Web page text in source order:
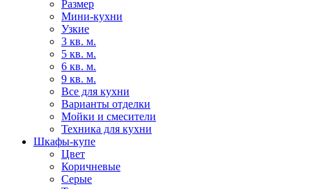
Размер
Мини-кухни
Узкие
3 кв. м.
5 кв. м.
6 кв. м.
9 кв. м.
Все для кухни
Варианты отделки
Мойки и смесители
Техника для кухни
Шкафы-купе
Цвет
Коричневые
Серые